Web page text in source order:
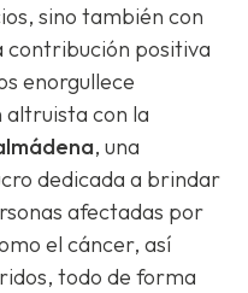
sino también con
contribución positiva
enorgullece
con la
, una
dedicada a brindar
afectadas por
el cáncer, así
todo de forma